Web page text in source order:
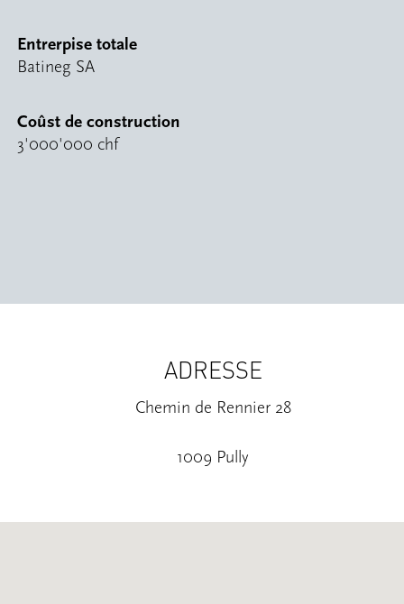
Entrerpise totale
Batineg SA
Coûst de construction
3'000'000 chf
ADRESSE
Chemin de Rennier 28
1009 Pully